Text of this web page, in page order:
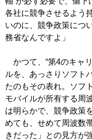
各社に競争させるよう
いのに、競争政策につ
務省なんですよ」
かつて、“第4のキャ
ルを、あっさりソフト
たのもその表れ。ソフ
モバイルが所有する周
は明らかで、競争政策
めても、せめて周波数
きだった」との見方が